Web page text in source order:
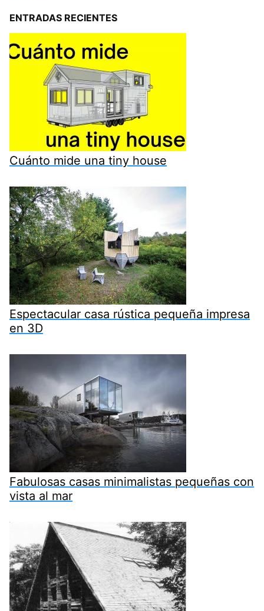
ENTRADAS RECIENTES
Cuánto mide una tiny house
Espectacular casa rústica pequeña impresa
en 3D
Fabulosas casas minimalistas pequeñas con
vista al mar